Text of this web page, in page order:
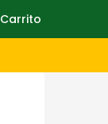
Carrito